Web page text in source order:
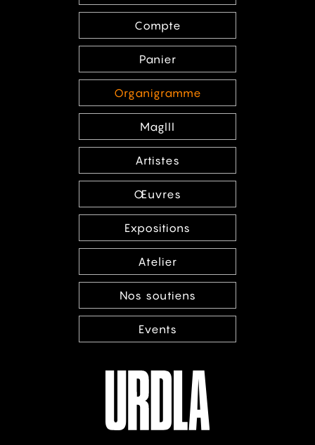
Compte
Panier
Organigramme
MagIII
Artistes
Œuvres
Expositions
Atelier
Nos soutiens
Events